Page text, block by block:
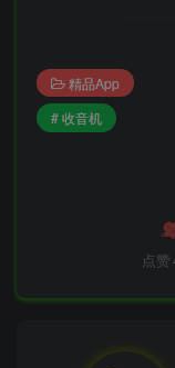
精品App
# 收音机
点赞